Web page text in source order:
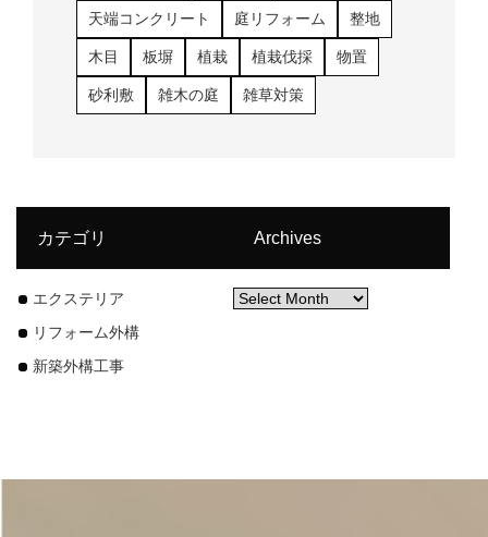
天端コンクリート 庭リフォーム 整地
木目 板塀 植栽 植栽伐採 物置
砂利敷 雑木の庭 雑草対策
カテゴリ
エクステリア
リフォーム外構
新築外構工事
Archives